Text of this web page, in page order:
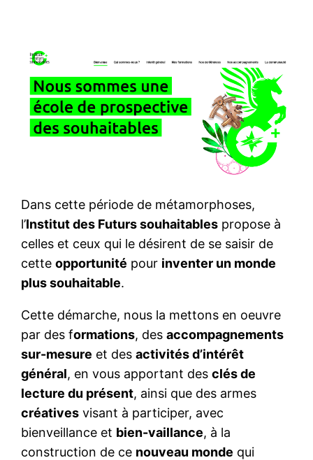
Dans cette période de métamorphoses,
l’Institut des Futurs souhaitables propose à
celles et ceux qui le désirent de se saisir de
cetteopportunité pour inventer un monde
plus souhaitable.
Cette démarche, nous la mettons en oeuvre
par des formations, desaccompagnements
sur-mesure et desactivités d’intérêt
général, en vous apportant desclés de
lecture du présent, ainsi que des armes
créatives visant à participer, avec
bienveillance et bien-vaillance, à la
construction de ce nouveau monde qui